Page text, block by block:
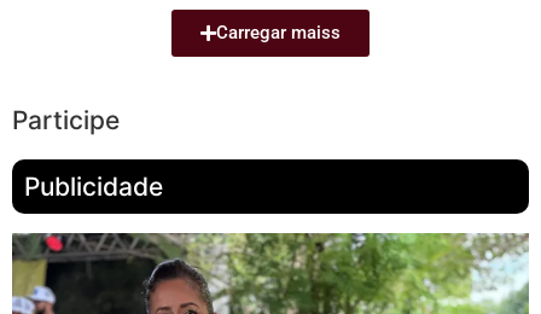
Carregar maiss
Participe
Publicidade